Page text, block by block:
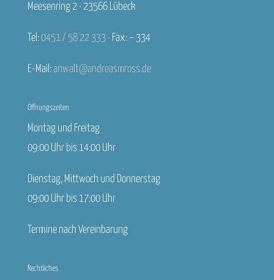
Meesenring 2 · 23566 Lübeck
Tel:0451 / 58 22 333· Fax: – 334
E-Mail:anwalt@andreasmross.de
Öffnungszeiten
Montag und Freitag
09:00 Uhr bis 14:00 Uhr
Dienstag, Mittwoch und Donnerstag
09:00 Uhr bis 17:00 Uhr
Termine nach Vereinbarung
Rechtliches